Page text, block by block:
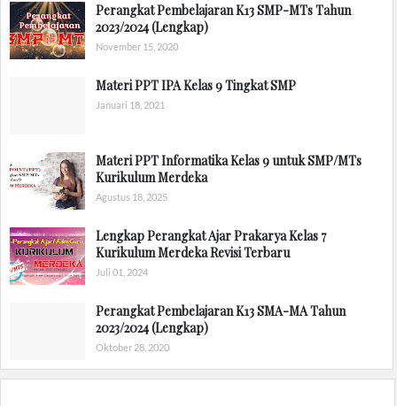
Perangkat Pembelajaran K13 SMP-MTs Tahun
2023/2024 (Lengkap)
November 15, 2020
Materi PPT IPA Kelas 9 Tingkat SMP
Januari 18, 2021
Materi PPT Informatika Kelas 9 untuk SMP/MTs
Kurikulum Merdeka
Agustus 18, 2025
Lengkap Perangkat Ajar Prakarya Kelas 7
Kurikulum Merdeka Revisi Terbaru
Juli 01, 2024
Perangkat Pembelajaran K13 SMA-MA Tahun
2023/2024 (Lengkap)
Oktober 28, 2020